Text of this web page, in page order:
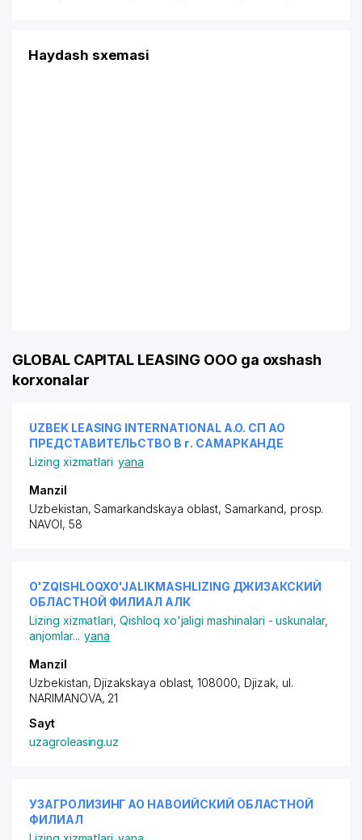
Haydash sxemasi
GLOBAL CAPITAL LEASING OOO ga oxshash
korxonalar
UZBEK LEASING INTERNATIONAL A.O. СП АО
ПРЕДСТАВИТЕЛЬСТВО В г. САМАРКАНДЕ
Lizing xizmatlari yana
Manzil
Uzbekistan, Samarkandskaya oblast, Samarkand, prosp.
NAVOI, 58
O'ZQISHLOQXO'JALIKMASHLIZING ДЖИЗАКСКИЙ
ОБЛАСТНОЙ ФИЛИАЛ АЛК
Lizing xizmatlari ,Qishloq xo'jaligi mashinalari - uskunalar,
anjomlar... yana
Manzil
Uzbekistan, Djizakskaya oblast, 108000, Djizak, ul.
NARIMANOVA, 21
Sayt
uzagroleasing.uz
УЗАГРОЛИЗИНГ АО НАВОИЙСКИЙ ОБЛАСТНОЙ
ФИЛИАЛ